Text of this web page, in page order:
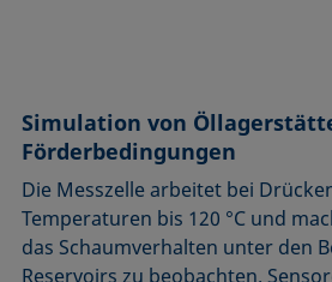
Simulation von
Förderbedingungen
Die Messzelle arbeitet bei
Temperaturen bis 120 °C und
das Schaumverhalten unter den
Reservoirs zu beobachten.